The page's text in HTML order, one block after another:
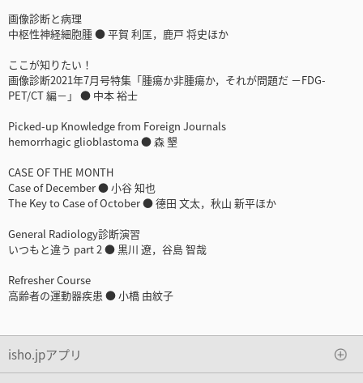
画像診断と病理
中枢性神経細胞腫 ● 平賀 利匡，鹿戸 将史ほか
ここが知りたい！
画像診断2021年7月号特集「腫瘍か非腫瘍か，それが問題だ －FDG-
PET/CT 編－」 ● 中本 裕士
Picked-up Knowledge from Foreign Journals
hemorrhagic glioblastoma ● 森 墾
CASE OF THE MONTH
Case of December ● 小谷 知也
The Key to Case of October ● 德田 文太，秋山 新平ほか
General Radiology診断演習
いつもと違う part 2 ● 黒川 遼，谷島 智哉
Refresher Course
高齢者の運動器疾患 ● 小橋 由紋子
isho.jpアプリ